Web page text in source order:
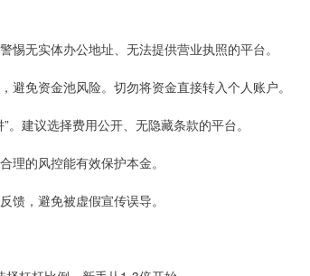
无实体办公地址、无法提供营业执照的平台。
免资金池风险。切勿将资金直接转入个人账户。
建议选择费用公开、无隐藏条款的平台。
的风控能有效保护本金。
，避免被虚假宣传误导。